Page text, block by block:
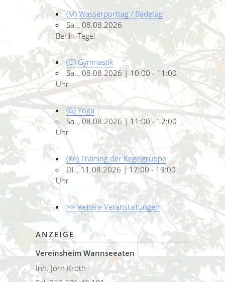
(M) Wasserporttag / Badetag
Sa.., 08.08.2026
Berlin-Tegel
(G) Gymnastik
Sa.., 08.08.2026 | 10:00 - 11:00
Uhr
(G) Yoga
Sa.., 08.08.2026 | 11:00 - 12:00
Uhr
(Ke) Training der Kegelgruppe
Di.., 11.08.2026 | 17:00 - 19:00
Uhr
>> weitere Veranstaltungen
ANZEIGE
Vereinsheim Wannseeaten
Inh. Jörn Kroth